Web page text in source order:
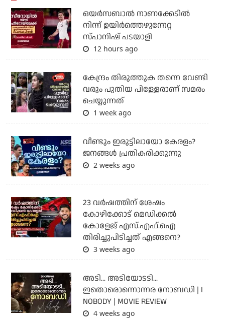
ഒയര്‍സബാൽ നാണക്കേടിൽ
നിന്ന് ഉയിർത്തെഴുന്നേറ്റ
സ്പാനിഷ് പടയാളി
12 hours ago
കേന്ദ്രം തിരുത്തുക തന്നെ വേണ്ടി
വരും പുതിയ പിള്ളേരാണ് സമരം
ചെയ്യുന്നത്
1 week ago
വീണ്ടും ഇരുട്ടിലായോ കേരളം?
ജനങ്ങൾ പ്രതികരിക്കുന്നു
2 weeks ago
23 വർഷത്തിന് ശേഷം
കോഴിക്കോട് മെഡിക്കൽ
കോളേജ് എസ്.എഫ്.ഐ
തിരിച്ചുപിടിച്ചത് എങ്ങനെ?
3 weeks ago
അടി... അടിയോടടി...
ഇതൊരൊന്നൊന്നര നോബഡി | I
NOBODY | MOVIE REVIEW
4 weeks ago